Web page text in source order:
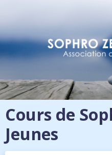
Cours de
Jeunes